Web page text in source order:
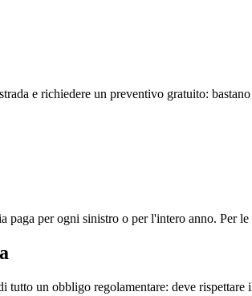
e richiedere un preventivo gratuito:
paga per ogni sinistro o per l'intero anno.
tutto un obbligo regolamentare: deve